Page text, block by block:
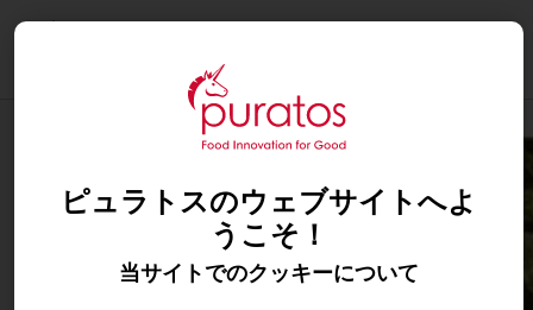
ピュラトスのウェブサイトへよ
うこそ！
当サイトでのクッキーについて